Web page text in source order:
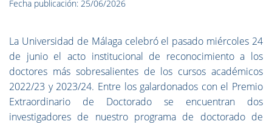
Fecha publicación: 25/06/2026
La Universidad de Málaga celebró el pasado miércoles 24
de junio el acto institucional de reconocimiento a los
doctores más sobresalientes de los cursos académicos
2022/23 y 2023/24. Entre los galardonados con el Premio
Extraordinario de Doctorado se encuentran dos
investigadores de nuestro programa de doctorado de